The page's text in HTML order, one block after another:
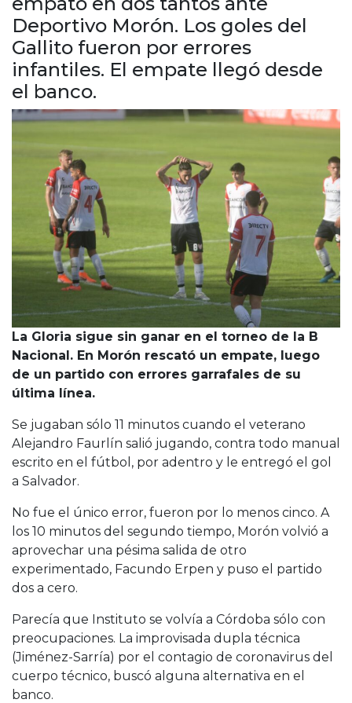
Cruz del Eje
Corredor de Ansenuza
La Carlota y zona
Laboulaye y sur
Río Tercero
Deportivo Morón. Los goles del
Gallito fueron por errores
infantiles. El empate llegó desde
el banco.
La Gloria sigue sin ganar en el torneo de la B
Nacional. En Morón rescató un empate, luego
de un partido con errores garrafales de su
última línea.
Se jugaban sólo 11 minutos cuando el veterano
Alejandro Faurlín salió jugando, contra todo manual
escrito en el fútbol, por adentro y le entregó el gol
a Salvador.
No fue el único error, fueron por lo menos cinco. A
los 10 minutos del segundo tiempo, Morón volvió a
aprovechar una pésima salida de otro
experimentado, Facundo Erpen y puso el partido
dos a cero.
Parecía que Instituto se volvía a Córdoba sólo con
preocupaciones. La improvisada dupla técnica
(Jiménez-Sarría) por el contagio de coronavirus del
cuerpo técnico, buscó alguna alternativa en el
banco.